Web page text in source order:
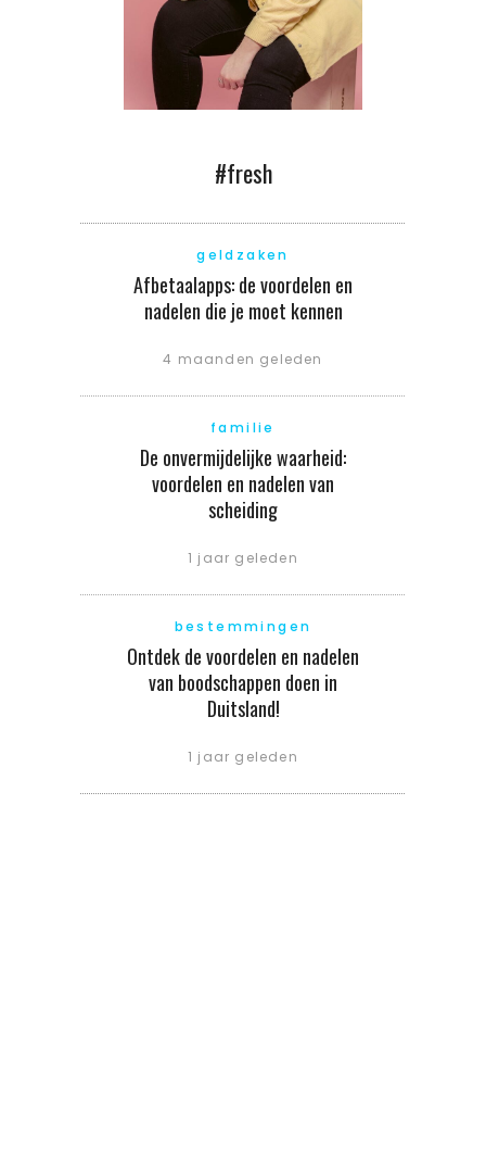
#fresh
geldzaken
Afbetaalapps: de voordelen en
nadelen die je moet kennen
4 maanden geleden
familie
De onvermijdelijke waarheid:
voordelen en nadelen van
scheiding
1 jaar geleden
bestemmingen
Ontdek de voordelen en nadelen
van boodschappen doen in
Duitsland!
1 jaar geleden